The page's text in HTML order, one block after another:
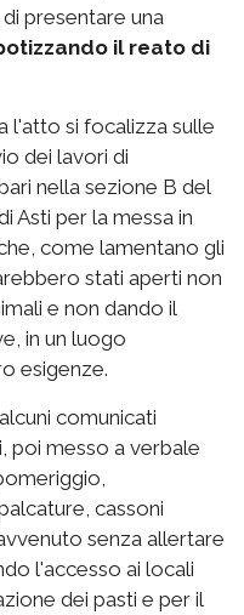
di presentare una
il reato di
l'atto si focalizza sulle
dei lavori di
nella sezione B del
Asti per la messa in
come lamentano gli
stati aperti non
e non dando il
in un luogo
esigenze.
comunicati
poi messo a verbale
cassoni
senza allertare
l'accesso ai locali
dei pasti e per il